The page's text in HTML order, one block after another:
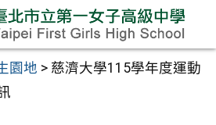
園地 > 慈濟大學115學年度運動